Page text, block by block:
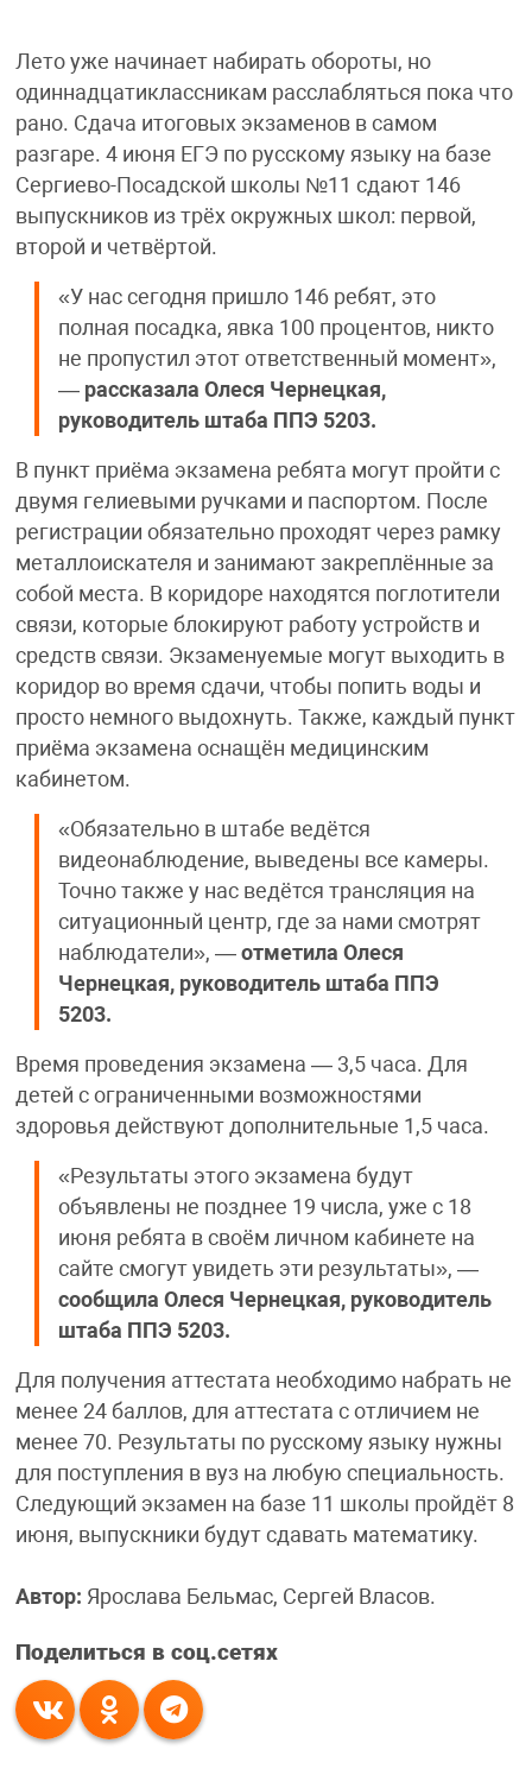
Лето уже начинает набирать обороты, но
одиннадцатиклассникам расслабляться пока что
рано. Сдача итоговых экзаменов в самом
разгаре. 4 июня ЕГЭ по русскому языку на базе
Сергиево-Посадской школы №11 сдают 146
выпускников из трёх окружных школ: первой,
второй и четвёртой.
«У нас сегодня пришло 146 ребят, это
полная посадка, явка 100 процентов, никто
не пропустил этот ответственный момент»,
—рассказала Олеся Чернецкая,
руководитель штаба ППЭ 5203.
В пункт приёма экзамена ребята могут пройти с
двумя гелиевыми ручками и паспортом. После
регистрации обязательно проходят через рамку
металлоискателя и занимают закреплённые за
собой места. В коридоре находятся поглотители
связи, которые блокируют работу устройств и
средств связи. Экзаменуемые могут выходить в
коридор во время сдачи, чтобы попить воды и
просто немного выдохнуть. Также, каждый пункт
приёма экзамена оснащён медицинским
кабинетом.
«Обязательно в штабе ведётся
видеонаблюдение, выведены все камеры.
Точно также у нас ведётся трансляция на
ситуационный центр, где за нами смотрят
наблюдатели», —отметила Олеся
Чернецкая, руководитель штаба ППЭ
5203.
Время проведения экзамена — 3,5 часа. Для
детей с ограниченными возможностями
здоровья действуют дополнительные 1,5 часа.
«Результаты этого экзамена будут
объявлены не позднее 19 числа, уже с 18
июня ребята в своём личном кабинете на
сайте смогут увидеть эти результаты», —
сообщила Олеся Чернецкая, руководитель
штаба ППЭ 5203.
Для получения аттестата необходимо набрать не
менее 24 баллов, для аттестата с отличием не
менее 70. Результаты по русскому языку нужны
для поступления в вуз на любую специальность.
Следующий экзамен на базе 11 школы пройдёт 8
июня, выпускники будут сдавать математику.
Автор: Ярослава Бельмас, Сергей Власов.
Поделиться в соц.сетях